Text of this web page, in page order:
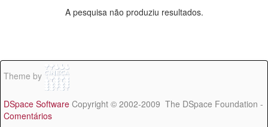
A pesquisa não produziu resultados.
Theme by
DSpace Software Copyright © 2002-2009 The DSpace Foundation -
Comentários